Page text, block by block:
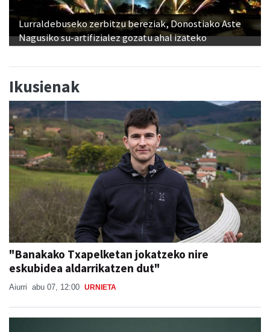
Lurraldebuseko zerbitzu bereziak, Donostiako Aste
Nagusiko su-artifizialez gozatu ahal izateko
Ikusienak
"Banakako Txapelketan jokatzeko nire
eskubidea aldarrikatzen dut"
Aiurri abu 07, 12:00 URNIETA